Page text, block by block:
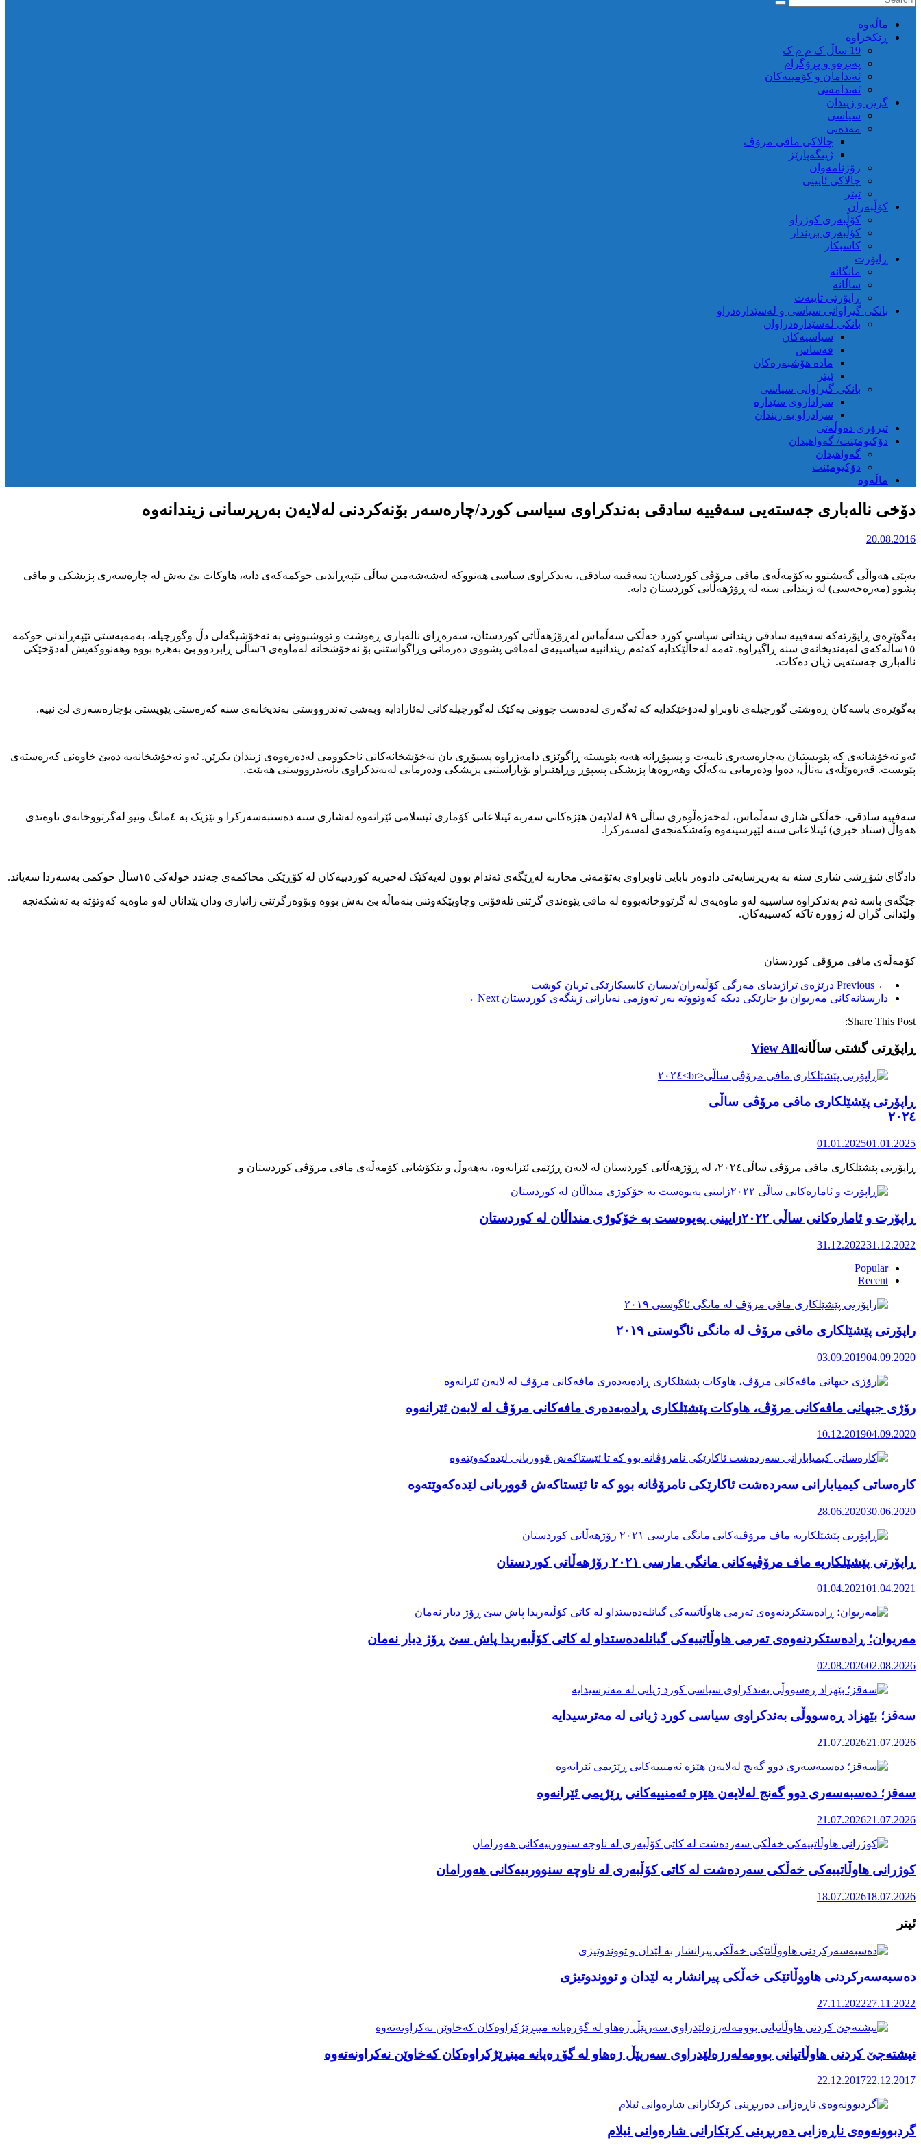
ماڵه‌وه‌
ڕێکخراوە
19 ساڵ ک م م ک
پەیڕەو و پڕۆگرام
ئەندامان و کۆمیتەکان
ئەندامەتی
گرتن و زیندان
سیاسی
مەدەنی
چالاکی مافی مرۆڤ
ژینگەپارێز
رۆژنامەوان
چالاکی ئایینی
ئیتر
کۆڵبەران
کۆڵبەری کوژراو
کؤڵبەری بریندار
کاسبکار
ڕاپۆرت
مانگانە
ساڵانە
ڕاپۆرتی تایبەت
بانکی گیراوانی سیاسی و لەسێدارەدراو
بانکی لەسێدارەدراوان
سیاسیەکان
قەساس
مادە هۆشبەرەکان
ئیتر
بانکی گیراوانی سیاسی
سزاداروی سێدارە
سزادراو بە زیندان
تیرۆری دەوڵەتی
دۆکیومێنت/ گەواهیدان
گەواهیدان
دۆکیومێنت
ماڵەوە
دۆخی نالەباری جەستەیی سەفییە سادقی بەندکراوی سیاسی کورد/چارەسەر بۆنەکردنی لەلایەن بەرپرسانی زیندانەوە
20.08.2016
بەپێی هەواڵی گەیشتوو بەکۆمەڵەی مافی مرۆڤی کوردستان: سەفییە سادقی، بەندکراوی سیاسی هەنووکە لەشەشەمین ساڵی تێپەڕاندنی حوکمەکەی دایە، هاوکات بێ بەش لە چارەسەری پزیشکی و مافی
پشوو (مەرەخەسی) لە زیندانی سنە لە ڕۆژهەڵاتی کوردستان دایە.
بەگوێرەی ڕاپۆرتەکە سەفییە سادقی زیندانی سیاسی کورد خەڵکی سەڵماس لەڕۆژهەڵاتی کوردستان، سەرەڕای نالەباری ڕەوشت و تووشبوونی بە نەخۆشیگەلی دڵ وگورچیلە، بەمەبەستی تێپەڕاندنی حوکمە
۱٥ساڵەکەی لەبەندیخانەی سنە ڕاگیراوە. ئەمە لەحاڵێکدایە کەئەم زیندانییە سیاسییەی لەمافی پشووی دەرمانی وڕاگواستنی بۆ نەخۆشخانە لەماوەی ٦ساڵی ڕابردوو بێ بەهرە بووە وهەنووکەیش لەدۆخێکی
نالەباری جەستەیی ژیان دەکات.
بەگوێرەی باسەکان ڕەوشتی گورچیلەی ناوبراو لەدۆخێکدایە کە ئەگەری لەدەست چوونی یەکێک لەگورچیلەکانی لەئارادایە وبەشی تەندرووستی بەندیخانەی سنە کەرەستی پێویستی بۆچارەسەری لێ نییە.
ئەو نەخۆشانەی کە پێویستیان بەچارەسەری تایبەت و پسپۆڕانە هەیە پێویستە ڕاگوێزی دامەزراوە پسپۆڕی یان نەخۆشخانەکانی ناحکوومی لەدەرەوەی زیندان بکرێن. ئەو نەخۆشخانەیە دەبێ خاوەنی کەرەستەی
پێویست. قەرەوێڵەی بەتاڵ، دەوا ودەرمانی بەکەڵک وهەروەها پزیشکی پسپۆڕ وڕاهێنراو بۆپاراستنی پزیشکی ودەرمانی لەبەندکراوی ناتەندرووستی هەبێت.
سەفییە سادقی، خەڵکی شاری سەڵماس، لەخەزەڵوەری ساڵی ٨۹ لەلایەن هێزەکانی سەربە ئیتلاعاتی کۆماری ئیسلامی ئێرانەوە لەشاری سنە دەستبەسەرکرا و نێزیک بە ٤مانگ ونیو لەگرتووخانەی ناوەندی
هەواڵ (ستاد خبری) ئیتلاعاتی سنە لێپرسینەوە وئەشکەنجەی لەسەرکرا.
دادگای شۆڕشی شاری سنە بە بەرپرسایەتی دادوەر بابایی ناوبراوی بەتۆمەتی محاربە لەڕێگەی ئەندام بوون لەیەکێک لەحیزبە کوردییەکان لە کۆڕێکی محاکمەی چەندد خولەکی ۱٥ساڵ حوکمی بەسەردا سەپاند.
جێگەی باسە ئەم بەندکراوە ساسییە لەو ماوەیەی لە گرتووخانەبووە لە مافی پێوەندی گرتنی تلەفۆنی وچاوپێکەوتنی بنەماڵە بێ بەش بووە وبۆوەرگرتنی زانیاری ودان پێدانان لەو ماوەیە کەوتۆتە بە ئەشکەنجە
ولێدانی گران لە ژوورە تاکە کەسییەکان.
کۆمەڵەی مافی مرۆڤی کوردستان
← Previous
درێژەی تراژیدیای مەرگی کۆڵبەران/دیسان کاسبکارێکی تریان کوشت
دارستانەکانی مەریوان بۆ جارێکی دیکە کەوتووتە بەر تەوژمی نەیارانی ژینگەی کوردستان Next →
Share This Post:
ڕاپۆڕتی گشتی ساڵانهView All
ڕاپۆرتی پێشێلکاری مافی مرۆڤی ساڵی
٢٠٢٤
01.01.202501.01.2025
ڕاپۆرت و ئامارەکانی ساڵی ٢٠٢٢زایینی پەیوەست بە خۆکوژی منداڵان لە کوردستان
31.12.202231.12.2022
Popular
Recent
راپۆرتی پێشێلكاری مافی مرۆڤ له‌ مانگی ئاگوستی ٢٠١٩
03.09.201904.09.2020
رۆژی جیهانی مافەکانی مرۆڤ، هاوکات پێشێلکاری ڕادەبەدەری مافەکانی مرۆڤ لە لایەن ئێرانەوە
10.12.201904.09.2020
کارەساتی کیمیابارانی سەردەشت ئاکارێکی نامرۆڤانە بوو کە تا ئێستاکەش قووربانی لێدەکەوێتەوە
28.06.202030.06.2020
ڕاپۆرتی پێشێلکاریە ماف مرۆڤیەکانی مانگی مارسی ٢٠٢١ رۆژهەڵاتی کوردستان
01.04.202101.04.2021
مەریوان؛ ڕادەستکردنەوەی تەرمی هاوڵاتییەکی گیانلەدەستداو لە کاتی کۆڵبەریدا پاش سێ ڕۆژ دیار نەمان
02.08.202602.08.2026
سەقز؛ بێهزاد ڕەسووڵی بەندکراوی سیاسی کورد ژیانی لە مەترسیدایە
21.07.202621.07.2026
سەقز؛ دەسبەسەری دوو گەنج لەلایەن هێزە ئەمنییەکانی ڕێژیمی ئێرانەوە
21.07.202621.07.2026
کوژرانی هاوڵاتییەکی خەڵکی سەردەشت لە کاتی کۆڵبەری لە ناوچە سنوورییەکانی هەورامان
18.07.202618.07.2026
ئیتر
دەسبەسەرکردنی هاووڵاتێکی خەڵکی پیرانشار بە لێدان و تووندوتیژی
27.11.202227.11.2022
نیشتەجێ کردنی هاوڵاتیانی بوومەلەرزەلێدراوی سەرپێڵ زەهاو لە گۆڕەپانە مینڕێژکراوەکان کەخاوێن نەکراونەتەوە
22.12.201722.12.2017
گردبوونەوەی ناڕەزایی دەربڕینی کرێکارانی شارەوانی ئیلام